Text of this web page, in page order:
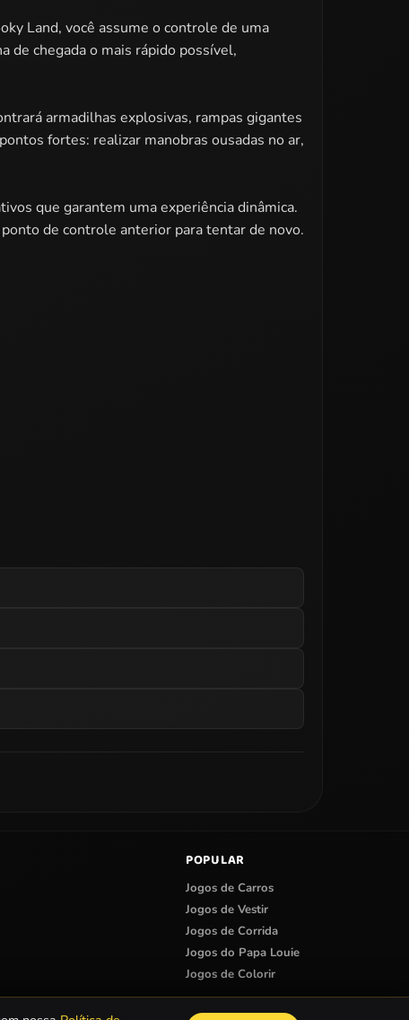
Land, você assume o controle de uma
de chegada o mais rápido possível,
armadilhas explosivas, rampas gigantes
fortes: realizar manobras ousadas no ar,
que garantem uma experiência dinâmica.
de controle anterior para tentar de novo.
POPULAR
Jogos de Carros
Jogos de Vestir
Jogos de Corrida
Jogos do Papa Louie
Jogos de Colorir